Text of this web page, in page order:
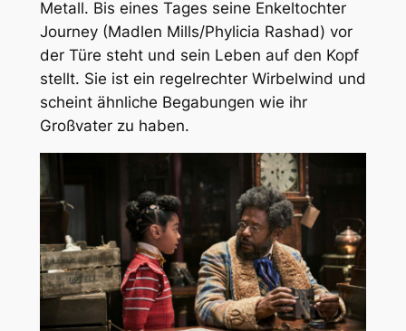
Metall. Bis eines Tages seine Enkeltochter
Journey (Madlen Mills/Phylicia Rashad) vor
der Türe steht und sein Leben auf den Kopf
stellt. Sie ist ein regelrechter Wirbelwind und
scheint ähnliche Begabungen wie ihr
Großvater zu haben.